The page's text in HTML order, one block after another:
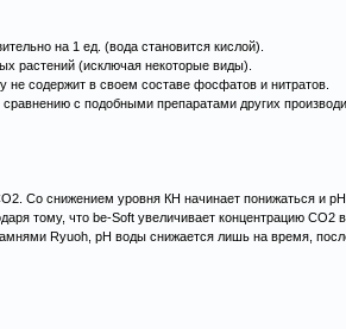
на 1 ед. (вода становится кислой).
растений (исключая некоторые виды).
не содержит в своем составе фосфатов и нитратов.
с подобными препаратами других
Со снижением уровня КН начинает понижаться и
тому, что be-Soft увеличивает концентрацию СО2
Ryuoh, рН воды снижается лишь на время,